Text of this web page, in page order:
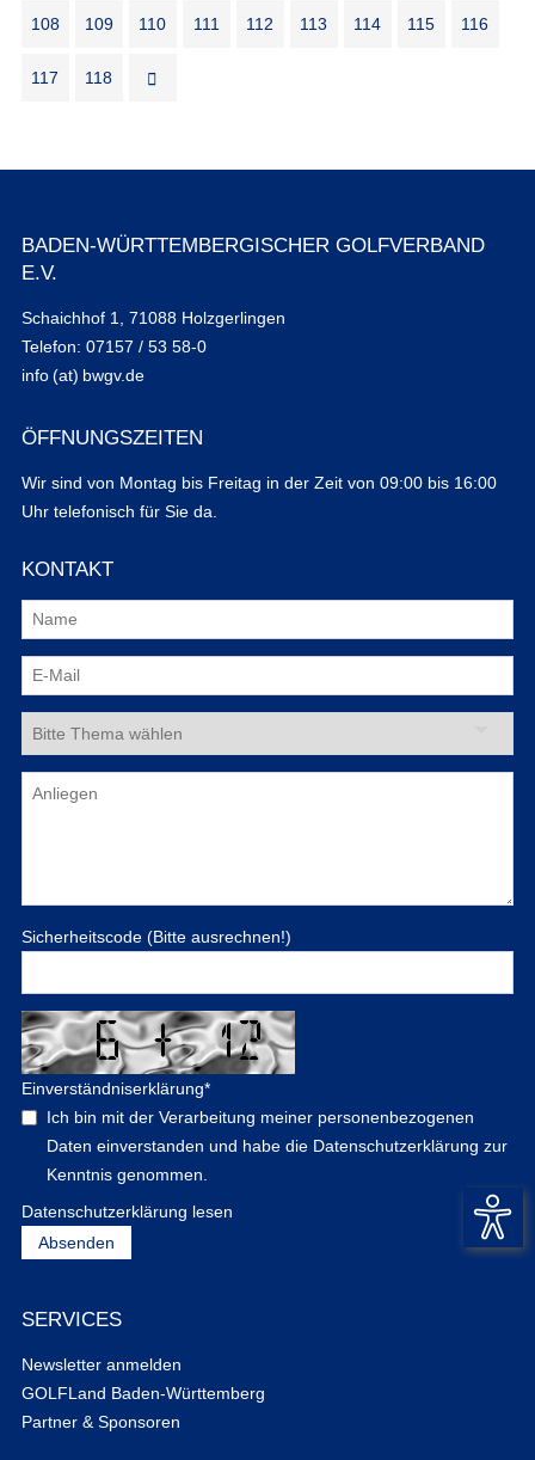
108 109 110 111 112 113 114 115 116
117 118
BADEN-WÜRTTEMBERGISCHER GOLFVERBAND
E.V.
Schaichhof 1, 71088 Holzgerlingen
Telefon: 07157 / 53 58-0
info (at) bwgv.de
ÖFFNUNGSZEITEN
Wir sind von Montag bis Freitag in der Zeit von 09:00 bis 16:00
Uhr telefonisch für Sie da.
KONTAKT
Sicherheitscode (Bitte ausrechnen!)
Einverständniserklärung*
Ich bin mit der Verarbeitung meiner personenbezogenen
Daten einverstanden und habe die Datenschutzerklärung zur
Kenntnis genommen.
Datenschutzerklärung lesen
SERVICES
Newsletter anmelden
GOLFLand Baden-Württemberg
Partner & Sponsoren